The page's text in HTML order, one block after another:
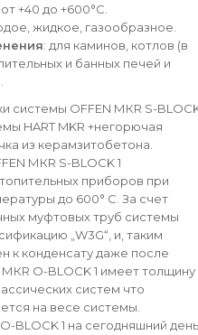
от +40 до +600°С.
жидкое, газообразное.
: для каминов, котлов (в
и банных печей и
системы OFFEN МКR S-
HART MKR +негорючая
из керамзитобетона.
МКR S-BLOCK 1
приборов при
до 600° C. За счет
муфтовых труб системы
„W3G“, и, таким
к конденсату даже после
O-BLOCK 1 имеет толщину
систем что
на весе системы.
BLOCK 1 на сегодняшний день